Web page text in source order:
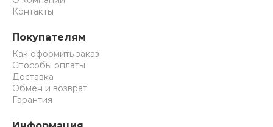
Контакты
Покупателям
Как оформить заказ
Способы оплаты
Доставка
Обмен и возврат
Гарантия